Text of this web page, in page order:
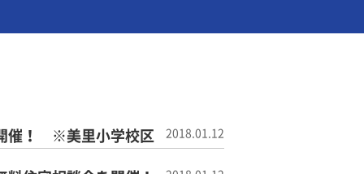
催！ ※美里小学校区 2018.01.12